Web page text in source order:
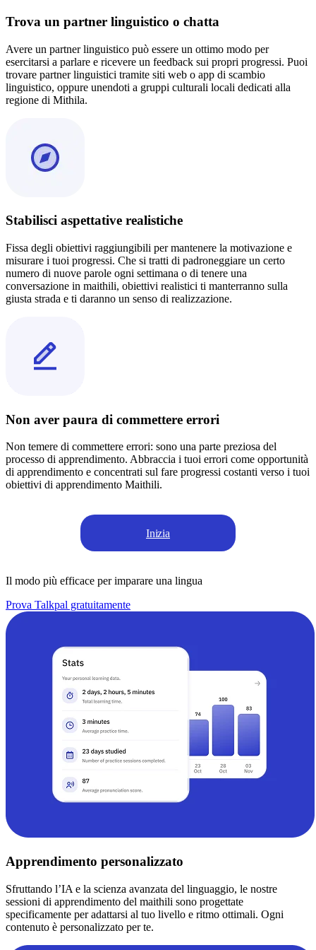
Trova un partner linguistico o chatta
Avere un partner linguistico può essere un ottimo modo per
esercitarsi a parlare e ricevere un feedback sui propri progressi. Puoi
trovare partner linguistici tramite siti web o app di scambio
linguistico, oppure unendoti a gruppi culturali locali dedicati alla
regione di Mithila.
Stabilisci aspettative realistiche
Fissa degli obiettivi raggiungibili per mantenere la motivazione e
misurare i tuoi progressi. Che si tratti di padroneggiare un certo
numero di nuove parole ogni settimana o di tenere una
conversazione in maithili, obiettivi realistici ti manterranno sulla
giusta strada e ti daranno un senso di realizzazione.
Non aver paura di commettere errori
Non temere di commettere errori: sono una parte preziosa del
processo di apprendimento. Abbraccia i tuoi errori come opportunità
di apprendimento e concentrati sul fare progressi costanti verso i tuoi
obiettivi di apprendimento Maithili.
Inizia
Il modo più efficace per imparare una lingua
Prova Talkpal gratuitamente
Apprendimento personalizzato
Sfruttando l’IA e la scienza avanzata del linguaggio, le nostre
sessioni di apprendimento del maithili sono progettate
specificamente per adattarsi al tuo livello e ritmo ottimali. Ogni
contenuto è personalizzato per te.